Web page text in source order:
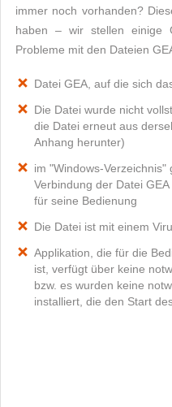
immer noch vorhanden?
haben – wir stellen einige
Probleme mit den Dateien
Datei GEA, auf die sich
Die Datei wurde nicht
die Datei erneut aus
Anhang herunter)
im "Windows-
Verbindung der Datei
für seine Bedienung
Die Datei ist mit einem
Applikation, die für die
ist, verfügt über keine
bzw. es wurden keine
installiert, die den Start